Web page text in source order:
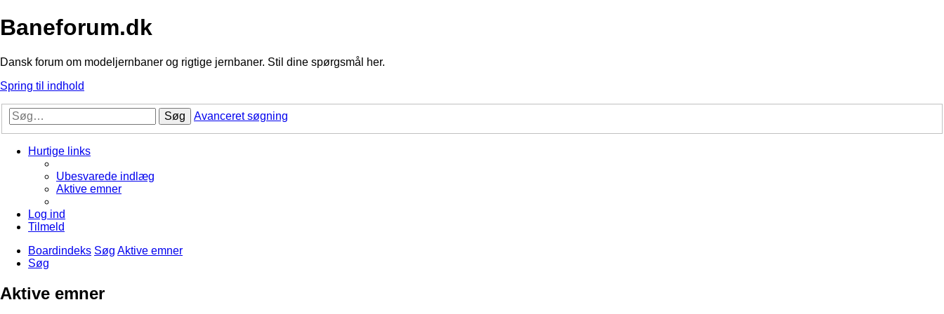
Baneforum.dk
Dansk forum om modeljernbaner og rigtige jernbaner. Stil dine spørgsmål her.
Spring til indhold
Søg Avanceret søgning
Hurtige links
Ubesvarede indlæg
Aktive emner
Log ind
Tilmeld
Boardindeks Søg Aktive emner
Søg
Aktive emner